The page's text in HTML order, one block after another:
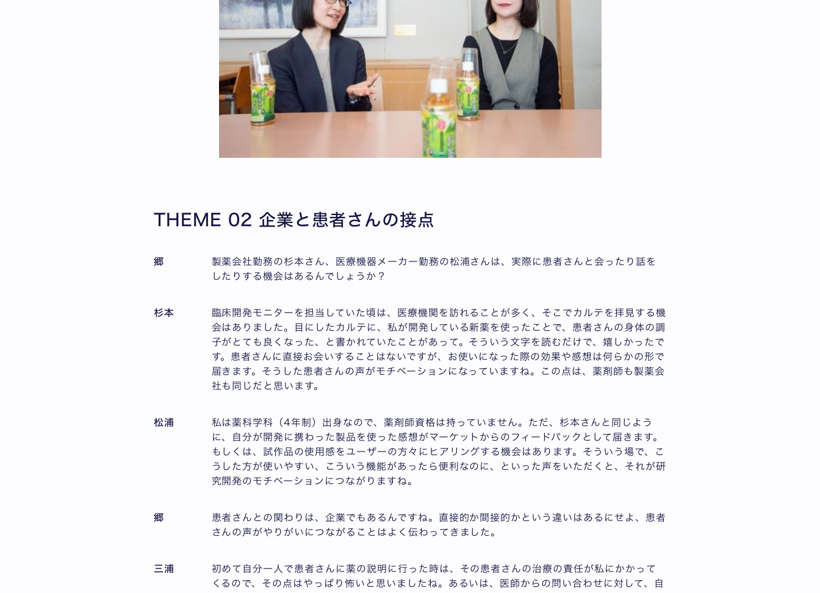
THEME 02 企業と患者さんの接点
郷
製薬会社勤務の杉本さん、医療機器メーカー勤務の松浦さんは、実際に患者さんと会ったり話を
したりする機会はあるんでしょうか？
杉本
臨床開発モニターを担当していた頃は、医療機関を訪れることが多く、そこでカルテを拝見する機
会はありました。目にしたカルテに、私が開発している新薬を使ったことで、患者さんの身体の調
子がとても良くなった、と書かれていたことがあって。そういう文字を読むだけで、嬉しかったで
す。患者さんに直接お会いすることはないですが、お使いになった際の効果や感想は何らかの形で
届きます。そうした患者さんの声がモチベーションになっていますね。この点は、薬剤師も製薬会
社も同じだと思います。
松浦
私は薬科学科（4年制）出身なので、薬剤師資格は持っていません。ただ、杉本さんと同じよう
に、自分が開発に携わった製品を使った感想がマーケットからのフィードバックとして届きます。
もしくは、試作品の使用感をユーザーの方々にヒアリングする機会はあります。そういう場で、こ
うした方が使いやすい、こういう機能があったら便利なのに、といった声をいただくと、それが研
究開発のモチベーションにつながりますね。
郷
患者さんとの関わりは、企業でもあるんですね。直接的か間接的かという違いはあるにせよ、患者
さんの声がやりがいにつながることはよく伝わってきました。
三浦
初めて自分一人で患者さんに薬の説明に行った時は、その患者さんの治療の責任が私にかかって
くるので、その点はやっぱり怖いと思いましたね。あるいは、医師からの問い合わせに対して、自